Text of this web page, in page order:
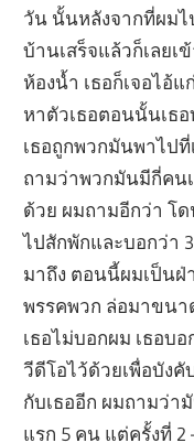
วัน นั้นหลังจากที่ผมไ
บ้านเสร็จแล้วก็เลยเ
ห้องน้ำ เธอก็เจอไอ้
หาตัวเธอตอนนั้นเธ
เธอถูกพวกมันพาไปที่
ถามว่าพวกมันมีกี่คน
ด้วย ผมถามอีกว่า โ
ไปสักพักและบอกว่า
มาถึง ตอนนี้ผมเป็นฝ่
พรรคพวก ล่อมาขนา
เธอไม่บอกผม เธอบ
วีดีโอไว้ด้วยเพื่อบังคั
กับเธออีก ผมถามว่า
แรก 5 คน แต่ครั้งที่ 2